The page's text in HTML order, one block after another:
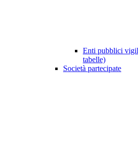
Enti pubblici
tabelle)
Società partecipate